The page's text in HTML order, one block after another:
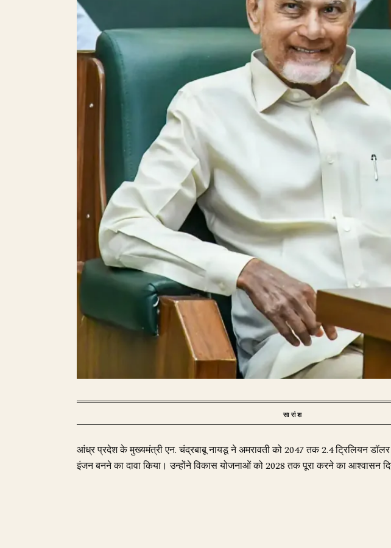
सारांश
आंध्र प्रदेश के मुख्यमंत्री एन. चंद्रबाबू नायडू ने अमरावती को 2047 तक 2.4 ट्रिलियन
इंजन बनने का दावा किया। उन्होंने विकास योजनाओं को 2028 तक पूरा करने का आश्वासन